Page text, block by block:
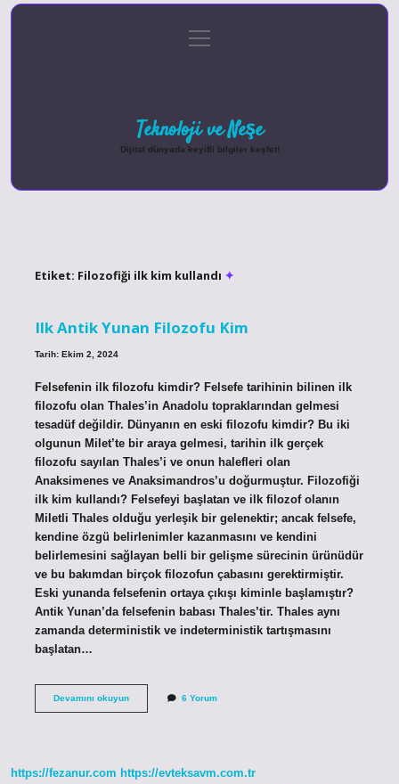
Gizlilik Politikası
menüyü
aç
Teknoloji ve Neşe
Dijital dünyada keyifli bilgiler keşfet!
Etiket: Filozofiği ilk kim kullandı
Ilk Antik Yunan Filozofu Kim
Tarih: Ekim 2, 2024
Felsefenin ilk filozofu kimdir? Felsefe tarihinin bilinen ilk
filozofu olan Thales’in Anadolu topraklarından gelmesi
tesadüf değildir. Dünyanın en eski filozofu kimdir? Bu iki
olgunun Milet’te bir araya gelmesi, tarihin ilk gerçek
filozofu sayılan Thales’i ve onun halefleri olan
Anaksimenes ve Anaksimandros’u doğurmuştur. Filozofiği
ilk kim kullandı? Felsefeyi başlatan ve ilk filozof olanın
Miletli Thales olduğu yerleşik bir gelenektir; ancak felsefe,
kendine özgü belirlenimler kazanmasını ve kendini
belirlemesini sağlayan belli bir gelişme sürecinin ürünüdür
ve bu bakımdan birçok filozofun çabasını gerektirmiştir.
Eski yunanda felsefenin ortaya çıkışı kiminle başlamıştır?
Antik Yunan’da felsefenin babası Thales’tir. Thales aynı
zamanda deterministik ve indeterministik tartışmasını
başlatan…
Devamını okuyunIlk
6 Yorum
https://fezanur.com https://evteksavm.com.tr